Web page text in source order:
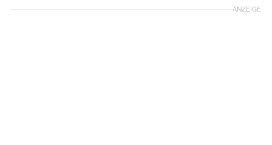
ANZEIGE